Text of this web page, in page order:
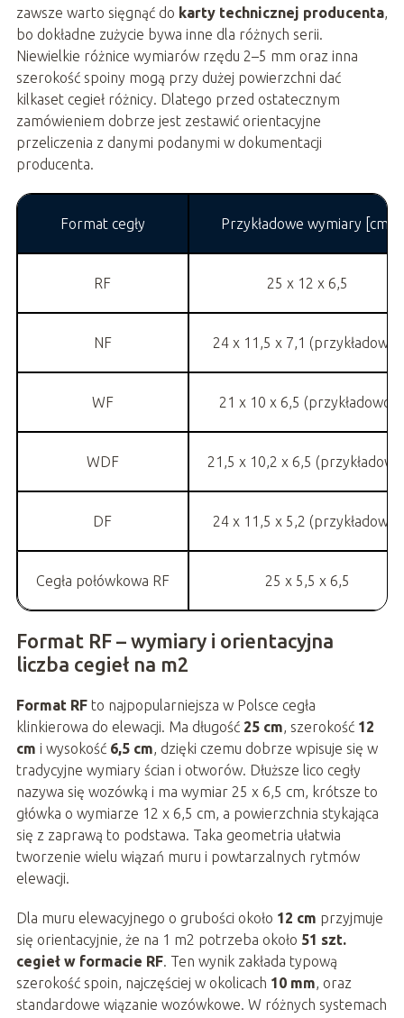
zawsze warto sięgnąć do karty technicznej producenta,
bo dokładne zużycie bywa inne dla różnych serii.
Niewielkie różnice wymiarów rzędu 2–5 mm oraz inna
szerokość spoiny mogą przy dużej powierzchni dać
kilkaset cegieł różnicy. Dlatego przed ostatecznym
zamówieniem dobrze jest zestawić orientacyjne
przeliczenia z danymi podanymi w dokumentacji
producenta.
Format cegły Przykładowe wymiary [cm]
RF 25 x 12 x 6,5
NF 24 x 11,5 x 7,1 (przykładowo)
WF 21 x 10 x 6,5 (przykładowo)
WDF 21,5 x 10,2 x 6,5
DF 24 x 11,5 x 5,2 (przykładowo)
Cegła połówkowa RF 25 x 5,5 x 6,5
Format RF – wymiary i orientacyjna
liczba cegieł na m2
Format RFto najpopularniejsza w Polsce cegła
klinkierowa do elewacji. Ma długość 25 cm , szerokość 12
cm i wysokość 6,5 cm , dzięki czemu dobrze wpisuje się w
tradycyjne wymiary ścian i otworów. Dłuższe lico cegły
nazywa się wozówką i ma wymiar 25 x 6,5 cm, krótsze to
główka o wymiarze 12 x 6,5 cm, a powierzchnia stykająca
się z zaprawą to podstawa. Taka geometria ułatwia
tworzenie wielu wiązań muru i powtarzalnych rytmów
elewacji.
Dla muru elewacyjnego o grubości około 12 cm przyjmuje
się orientacyjnie, że na 1 m2 potrzeba około 51 szt.
cegieł w formacie RF. Ten wynik zakłada typową
szerokość spoin, najczęściej w okolicach 10 mm , oraz
standardowe wiązanie wozówkowe. W różnych systemach